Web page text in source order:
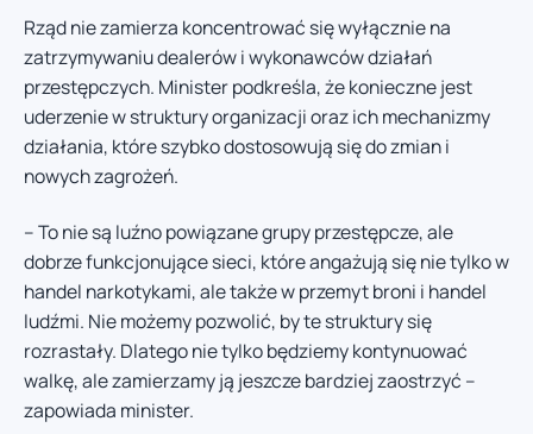
Rząd nie zamierza koncentrować się wyłącznie na
zatrzymywaniu dealerów i wykonawców działań
przestępczych. Minister podkreśla, że konieczne jest
uderzenie w struktury organizacji oraz ich mechanizmy
działania, które szybko dostosowują się do zmian i
nowych zagrożeń.
– To nie są luźno powiązane grupy przestępcze, ale
dobrze funkcjonujące sieci, które angażują się nie tylko w
handel narkotykami, ale także w przemyt broni i handel
ludźmi. Nie możemy pozwolić, by te struktury się
rozrastały. Dlatego nie tylko będziemy kontynuować
walkę, ale zamierzamy ją jeszcze bardziej zaostrzyć –
zapowiada minister.